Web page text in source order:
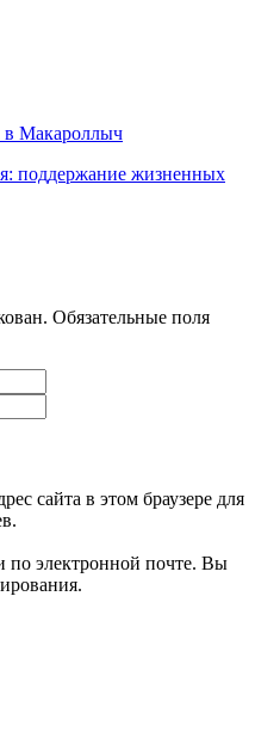
в Макароллыч
поддержание жизненных
Обязательные поля
сайта в этом браузере для
по электронной почте. Вы